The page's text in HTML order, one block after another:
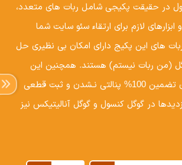
در حقیقت پکیجی شامل ربات های متعدد،
لازم برای ارتقاء سئو سایت شما
های این پکیج دارای امکان بی نظیری حل
(من ربات نیستم) هستند. همچنین این
پکیج دارای تضمین 100% پنالتی نـشدن و ثبت قطعی
در گوگل کنسول و گوگل آنالیتیکس نیز